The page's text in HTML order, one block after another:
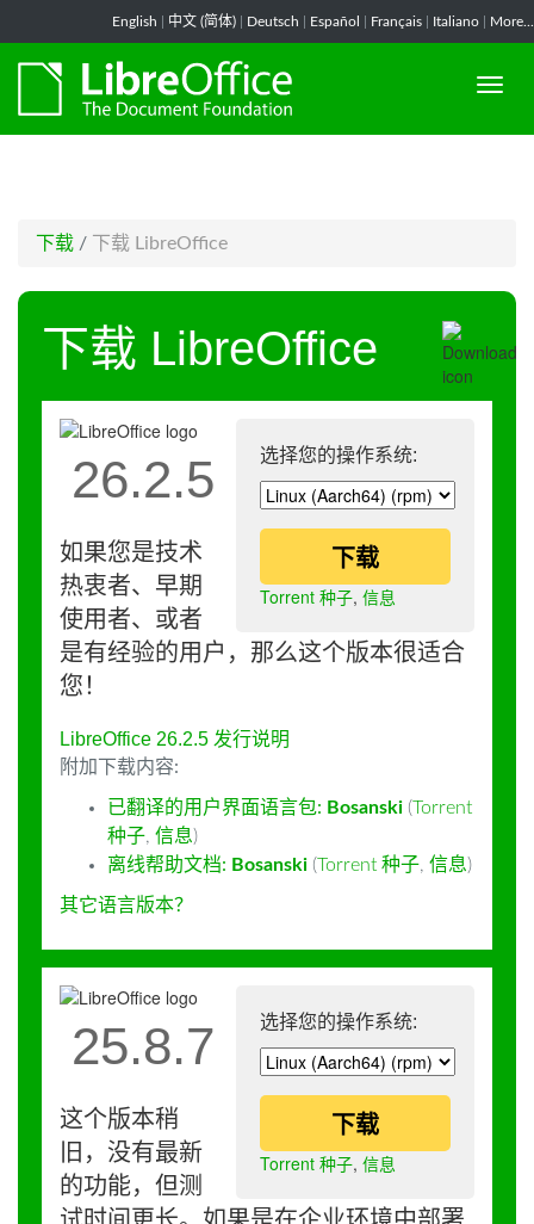
English 中文 (简体) Deutsch Español Français Italiano More...
下载 / 下载 LibreOffice
下载 LibreOffice
选择您的操作系统:
下载
Torrent 种子, 信息
26.2.5
如果您是技术
热衷者、早期
使用者、或者
是有经验的用户，那么这个版本很适合
您！
LibreOffice 26.2.5 发行说明
附加下载内容:
已翻译的用户界面语言包: Bosanski (Torrent
种子, 信息)
离线帮助文档: Bosanski (Torrent 种子, 信息)
其它语言版本？
选择您的操作系统:
下载
Torrent 种子, 信息
25.8.7
这个版本稍
旧，没有最新
的功能，但测